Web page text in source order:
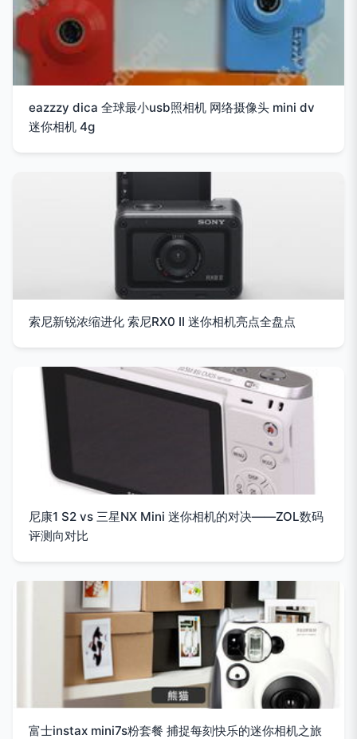
eazzzy dica 全球最小usb照相机 网络摄像头 mini dv
迷你相机 4g
索尼新锐浓缩进化 索尼RX0 II 迷你相机亮点全盘点
尼康1 S2 vs 三星NX Mini 迷你相机的对决——ZOL数码
评测向对比
富士instax mini7s粉套餐 捕捉每刻快乐的迷你相机之旅